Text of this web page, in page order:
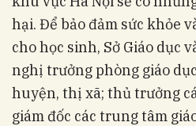
hại. Để bảo đảm sức khỏe
cho học sinh, Sở Giáo dục
nghị trưởng phòng giáo
huyện, thị xã; thủ trưởng
giám đốc các trung tâm